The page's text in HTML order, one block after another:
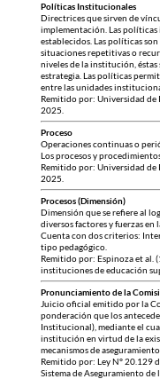
Políticas Institucionales
Directrices que sirven de
implementación. Las
establecidos. Las políticas
situaciones repetitivas o
niveles de la institución,
estrategia. Las políticas
entre las unidades
Remitido por: Universidad de
2025.
Proceso
Operaciones continuas o
Los procesos y
Remitido por: Universidad de
2025.
Procesos (Dimensión)
Dimensión que se refiere al
diversos factores y fuerzas
Cuenta con dos criterios:
tipo pedagógico.
Remitido por: Espinoza et al.
instituciones de educación
Pronunciamiento de la
Juicio oficial emitido por la
ponderación que los
Institucional), mediante el
institución en virtud de la
mecanismos de
Remitido por: Ley N° 20.129
Sistema de Aseguramiento